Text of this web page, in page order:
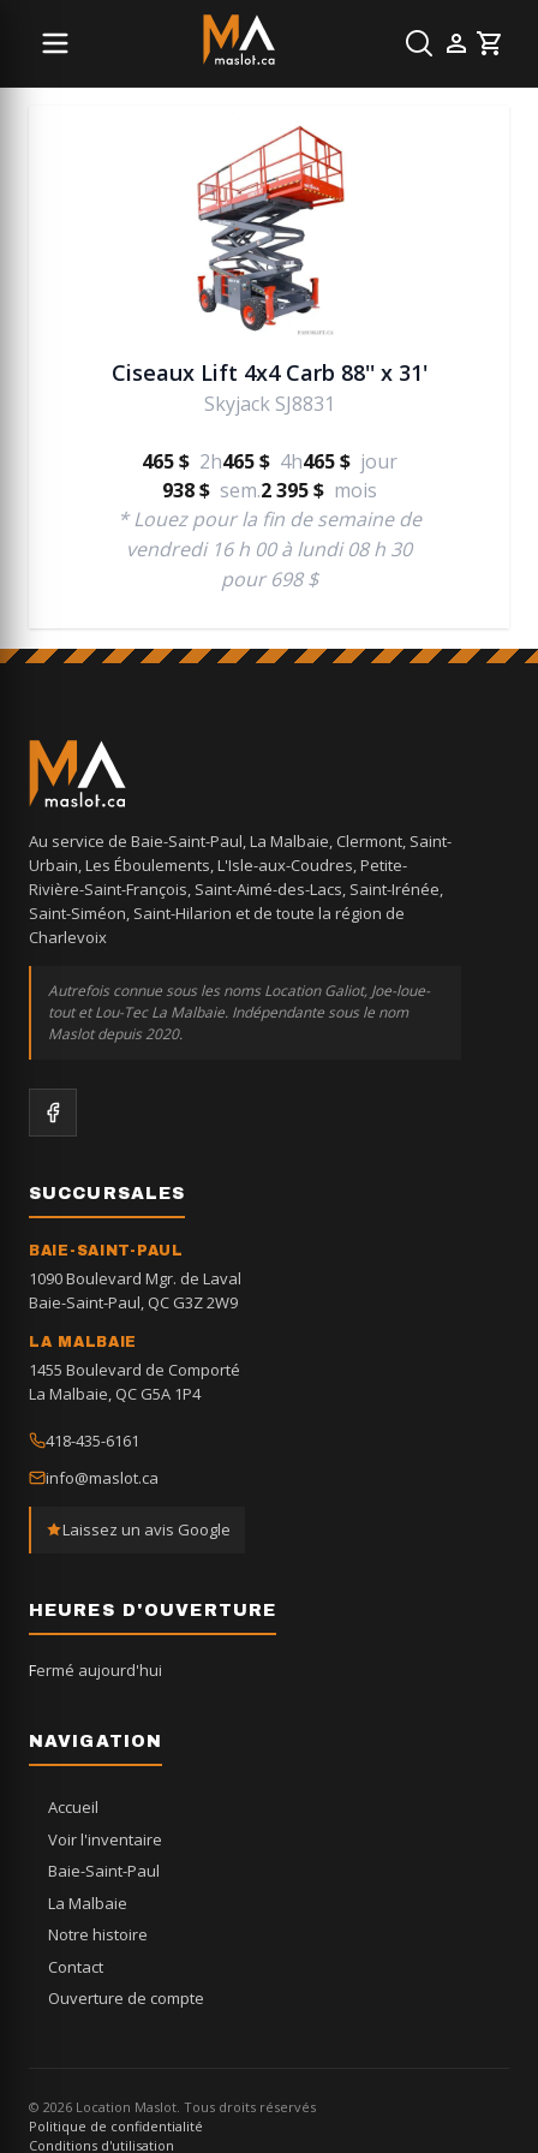
Cart
Plate-forme hydraulique
Ciseaux Lift 4x4 Carb 88'' x 31'
Skyjack SJ8831
465 $ 2h465 $ 4h465 $ jour
938 $ sem.2 395 $ mois
* Louez pour la fin de semaine de
vendredi 16 h 00 à lundi 08 h 30
pour 698 $
Au service de Baie-Saint-Paul, La Malbaie, Clermont, Saint-
Urbain, Les Éboulements, L'Isle-aux-Coudres, Petite-
Rivière-Saint-François, Saint-Aimé-des-Lacs, Saint-Irénée,
Saint-Siméon, Saint-Hilarion et de toute la région de
Charlevoix
Autrefois connue sous les noms Location Galiot, Joe-loue-
tout et Lou-Tec La Malbaie. Indépendante sous le nom
Maslot depuis 2020.
SUCCURSALES
BAIE-SAINT-PAUL
1090 Boulevard Mgr. de Laval
Baie-Saint-Paul, QC G3Z 2W9
LA MALBAIE
1455 Boulevard de Comporté
La Malbaie, QC G5A 1P4
418-435-6161
info@maslot.ca
Laissez un avis Google
HEURES D'OUVERTURE
Fermé aujourd'hui
NAVIGATION
Accueil
Voir l'inventaire
Baie-Saint-Paul
La Malbaie
Notre histoire
Contact
Ouverture de compte
© 2026 Location Maslot. Tous droits réservés
Politique de confidentialité
Conditions d'utilisation